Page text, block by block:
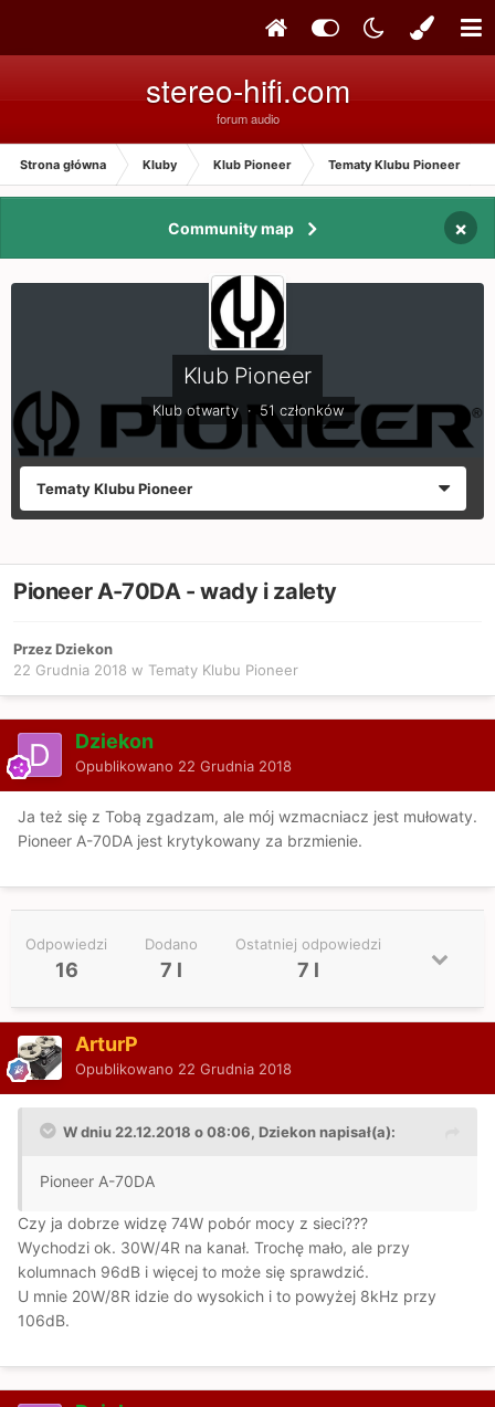
stereo-hifi.com
forum audio
Strona główna Kluby Klub Pioneer Tematy Klubu Pioneer
Community map ×
Klub Pioneer
Klub otwarty · 51 członków
Tematy Klubu Pioneer
Pioneer A-70DA - wady i zalety
Przez Dziekon
22 Grudnia 2018 w Tematy Klubu Pioneer
Dziekon
Opublikowano 22 Grudnia 2018
Ja też się z Tobą zgadzam, ale mój wzmacniacz jest mułowaty.
Pioneer A-70DA jest krytykowany za brzmienie.
Odpowiedzi
16
Dodano
7 l
Ostatniej odpowiedzi
7 l
ArturP
Opublikowano 22 Grudnia 2018
W dniu 22.12.2018 o 08:06, Dziekon napisał(a):
Pioneer A-70DA
Czy ja dobrze widzę 74W pobór mocy z sieci???
Wychodzi ok. 30W/4R na kanał. Trochę mało, ale przy
kolumnach 96dB i więcej to może się sprawdzić.
U mnie 20W/8R idzie do wysokich i to powyżej 8kHz przy
106dB.